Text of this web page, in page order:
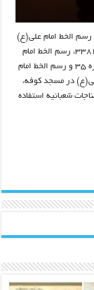
است، از رسم الخط امام علی(ع)
در قرآن شماره ۶، رسم الخط امام حسین(ع) در قرآن شماره ۳۳۸۲، رسم الخط امام
سجاد در قرآن شماره ۱۶، رسم الخط امام صادق در قرآن شماره ۳۵ و رسم الخط امام
حضرت علی(ع) در مسجد کوفه،
شعبانیه استفاده